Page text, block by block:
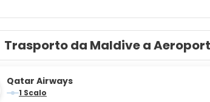
Trasporto da Maldive a
Qatar Airways
1 Scalo